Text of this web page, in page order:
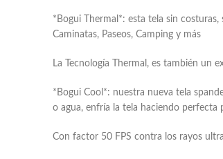
*Bogui Thermal*: esta tela sin
Caminatas, Paseos, Camping y más
La Tecnología Thermal, es también un
*Bogui Cool*: nuestra nueva tela
o agua, enfría la tela haciendo perfecta
Con factor 50 FPS contra los rayos